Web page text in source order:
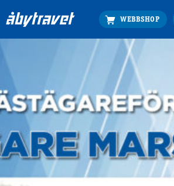
Travprogrammet
Boka ställplats
Restauranger
Catering by Lyon
Hotell nära oss
Nybörjar­guide